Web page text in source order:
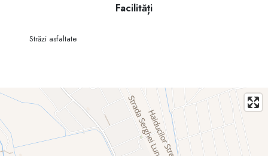
Facilități
Străzi asfaltate